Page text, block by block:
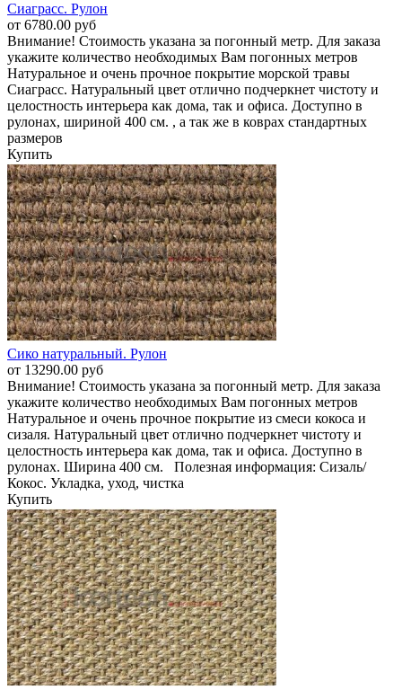
Сиаграсс. Рулон
от 6780.00 руб
Внимание! Стоимость указана за погонный метр. Для заказа
укажите количество необходимых Вам погонных метров
Натуральное и очень прочное покрытие морской травы
Сиаграсс. Натуральный цвет отлично подчеркнет чистоту и
целостность интерьера как дома, так и офиса. Доступно в
рулонах, шириной 400 см. , а так же в коврах стандартных
размеров
Купить
Сико натуральный. Рулон
от 13290.00 руб
Внимание! Стоимость указана за погонный метр. Для заказа
укажите количество необходимых Вам погонных метров
Натуральное и очень прочное покрытие из смеси кокоса и
сизаля. Натуральный цвет отлично подчеркнет чистоту и
целостность интерьера как дома, так и офиса. Доступно в
рулонах. Ширина 400 см. Полезная информация: Сизаль/
Кокос. Укладка, уход, чистка
Купить